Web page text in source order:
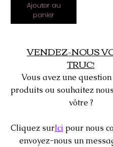
Ajouter au
panier
VENDEZ-NOUS
TRUC!
Vous avez une
produits ou souhaitez
vôtre ?
Cliquez surIci pour nous
envoyez-nous un